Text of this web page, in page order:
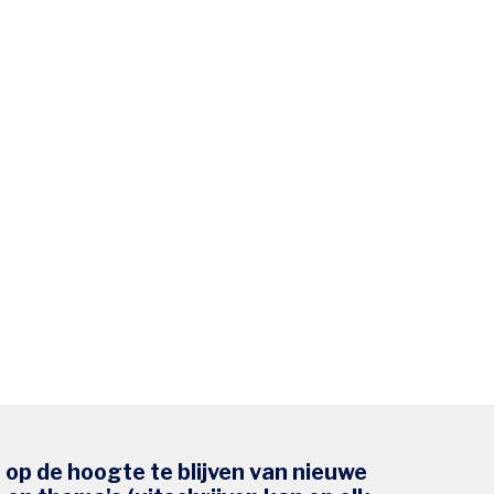
op de hoogte te blijven van nieuwe